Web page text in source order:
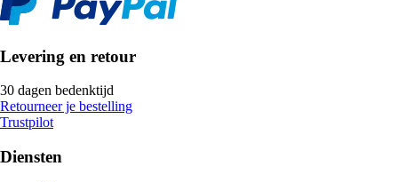
Levering en retour
30 dagen bedenktijd
Retourneer je bestelling
Trustpilot
Diensten